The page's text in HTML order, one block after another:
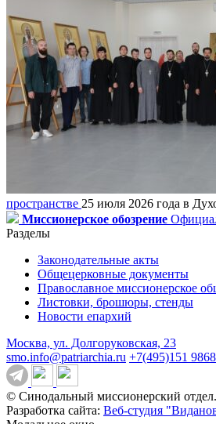
пространстве 25 июля 2026 года в
Миссионерское обозрение
Разделы
Законодательные акты
Общецерковные документы
Православное миссионерское
Листовки, брошюры, стенды
Новости епархий
Москва, ул. Долгоруковская, 23
smo.info@patriarchia.ru +7(495)151 9868
© Синодальный миссионерский
Разработка сайта: Веб-студия